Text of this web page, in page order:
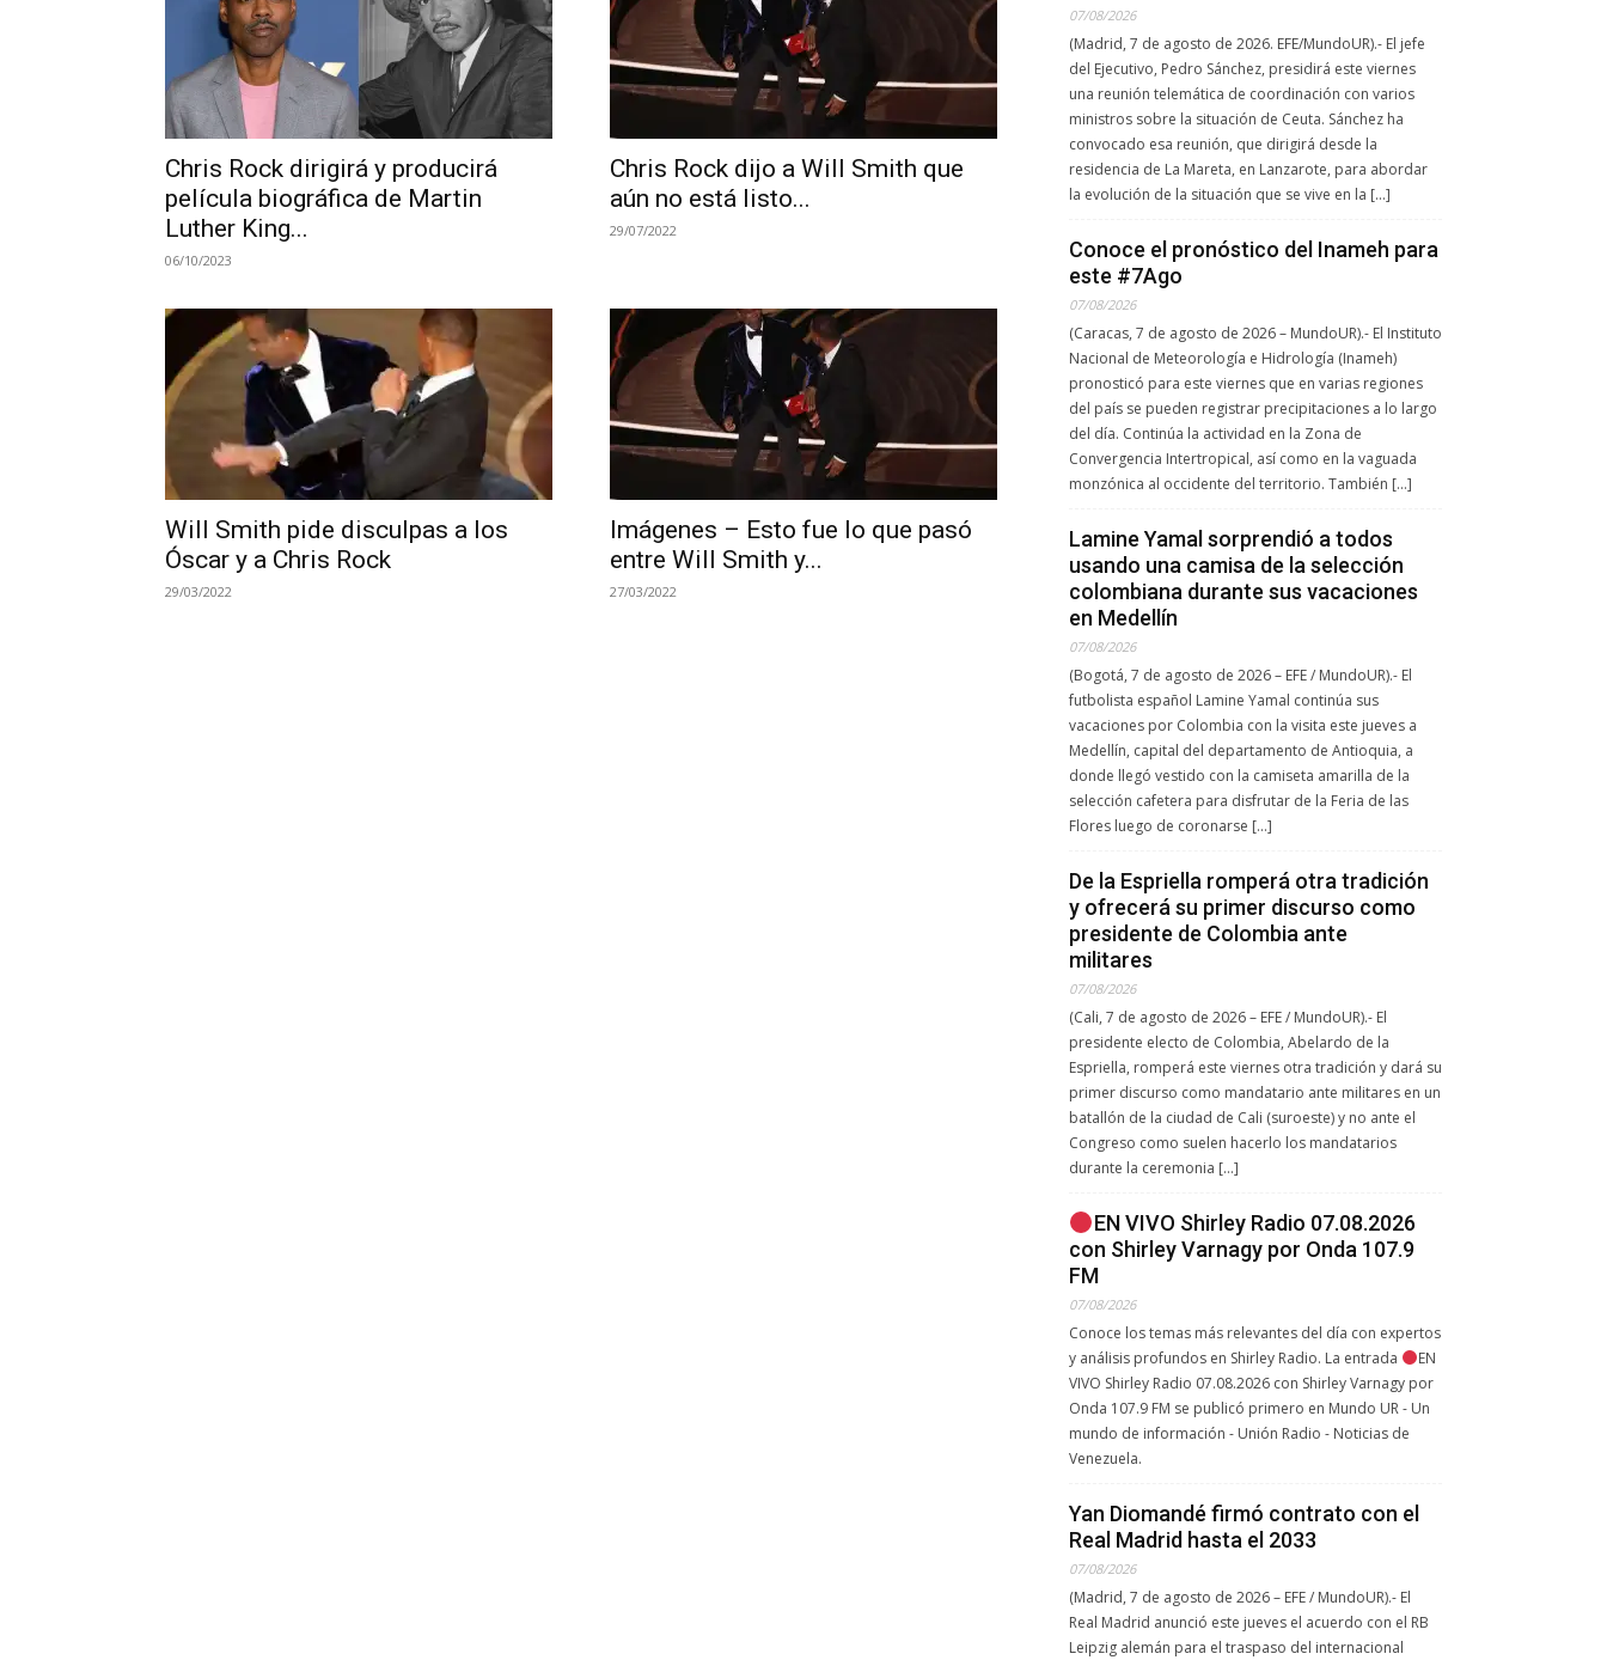
Chris Rock dirigirá y producirá
película biográfica de Martin
Luther King...
06/10/2023
Chris Rock dijo a Will Smith que
aún no está listo...
29/07/2022
Will Smith pide disculpas a los
Óscar y a Chris Rock
29/03/2022
Imágenes – Esto fue lo que pasó
entre Will Smith y...
27/03/2022
07/08/2026
(Madrid, 7 de agosto de 2026. EFE/MundoUR).- El jefe
del Ejecutivo, Pedro Sánchez, presidirá este viernes
una reunión telemática de coordinación con varios
ministros sobre la situación de Ceuta. Sánchez ha
convocado esa reunión, que dirigirá desde la
residencia de La Mareta, en Lanzarote, para abordar
la evolución de la situación que se vive en la […]
Conoce el pronóstico del Inameh para
este #7Ago
07/08/2026
(Caracas, 7 de agosto de 2026 – MundoUR).- El Instituto
Nacional de Meteorología e Hidrología (Inameh)
pronosticó para este viernes que en varias regiones
del país se pueden registrar precipitaciones a lo largo
del día. Continúa la actividad en la Zona de
Convergencia Intertropical, así como en la vaguada
monzónica al occidente del territorio. También […]
Lamine Yamal sorprendió a todos
usando una camisa de la selección
colombiana durante sus vacaciones
en Medellín
07/08/2026
(Bogotá, 7 de agosto de 2026 – EFE / MundoUR).- El
futbolista español Lamine Yamal continúa sus
vacaciones por Colombia con la visita este jueves a
Medellín, capital del departamento de Antioquia, a
donde llegó vestido con la camiseta amarilla de la
selección cafetera para disfrutar de la Feria de las
Flores luego de coronarse […]
De la Espriella romperá otra tradición
y ofrecerá su primer discurso como
presidente de Colombia ante
militares
07/08/2026
(Cali, 7 de agosto de 2026 – EFE / MundoUR).- El
presidente electo de Colombia, Abelardo de la
Espriella, romperá este viernes otra tradición y dará su
primer discurso como mandatario ante militares en un
batallón de la ciudad de Cali (suroeste) y no ante el
Congreso como suelen hacerlo los mandatarios
durante la ceremonia […]
EN VIVO Shirley Radio 07.08.2026
con Shirley Varnagy por Onda 107.9
FM
07/08/2026
Conoce los temas más relevantes del día con expertos
y análisis profundos en Shirley Radio. La entrada
EN
VIVO Shirley Radio 07.08.2026 con Shirley Varnagy por
Onda 107.9 FM se publicó primero en Mundo UR - Un
mundo de información - Unión Radio - Noticias de
Venezuela.
Yan Diomandé firmó contrato con el
Real Madrid hasta el 2033
07/08/2026
(Madrid, 7 de agosto de 2026 – EFE / MundoUR).- El
Real Madrid anunció este jueves el acuerdo con el RB
Leipzig alemán para el traspaso del internacional